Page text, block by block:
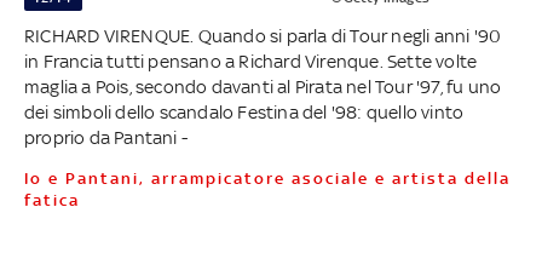
RICHARD VIRENQUE. Quando si parla di Tour negli anni '90
in Francia tutti pensano a Richard Virenque. Sette volte
maglia a Pois, secondo davanti al Pirata nel Tour '97, fu uno
dei simboli dello scandalo Festina del '98: quello vinto
proprio da Pantani -
Io e Pantani, arrampicatore asociale e artista della
fatica